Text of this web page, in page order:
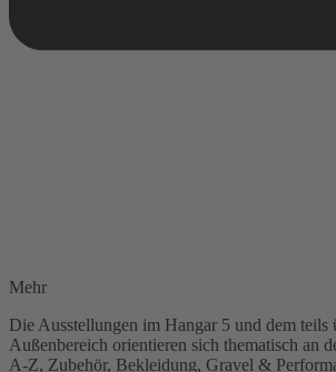
Mehr
Die Ausstellungen im Hangar 5 und dem teils
Außenbereich orientieren sich thematisch an
A-Z, Zubehör, Bekleidung, Gravel &